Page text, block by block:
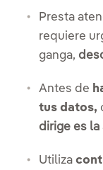
Presta
requiere
ganga,
Antes de
tus datos,
dirige es la
Utiliza